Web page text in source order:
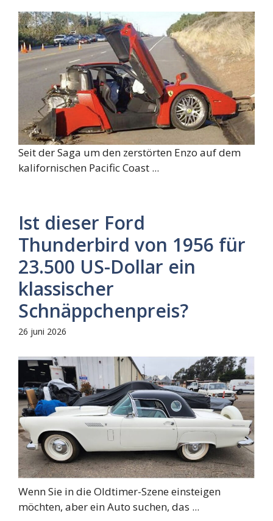
Seit der Saga um den zerstörten Enzo auf dem
kalifornischen Pacific Coast ...
Ist dieser Ford
Thunderbird von 1956 für
23.500 US-Dollar ein
klassischer
Schnäppchenpreis?
26 juni 2026
Wenn Sie in die Oldtimer-Szene einsteigen
möchten, aber ein Auto suchen, das ...